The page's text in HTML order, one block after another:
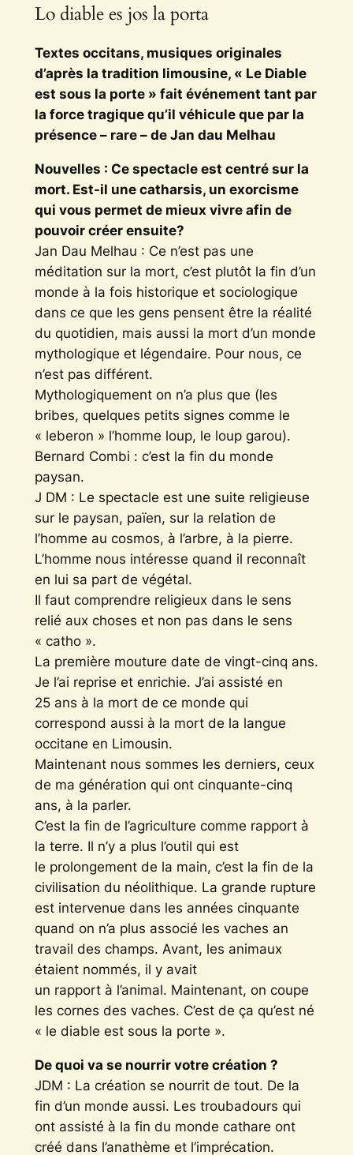
Lo diable es jos la porta
Textes occitans, musiques originales
d’après la tradition limousine, « Le Diable
est sous la porte » fait événement tant par
la force tragique qu’il véhicule que par la
présence – rare – de Jan dau Melhau
Nouvelles : Ce spectacle est centré sur la
mort. Est-il une catharsis, un exorcisme
qui vous permet de mieux vivre afin de
pouvoir créer ensuite?
Jan Dau Melhau : Ce n’est pas une
méditation sur la mort, c’est plutôt la fin d’un
monde à la fois historique et sociologique
dans ce que les gens pensent être la réalité
du quotidien, mais aussi la mort d’un monde
mythologique et légendaire. Pour nous, ce
n’est pas différent.
Mythologiquement on n’a plus que (les
bribes, quelques petits signes comme le
« leberon » l’homme loup, le loup garou).
Bernard Combi : c’est la fin du monde
paysan.
J DM : Le spectacle est une suite religieuse
sur le paysan, païen, sur la relation de
l’homme au cosmos, à l’arbre, à la pierre.
L’homme nous intéresse quand il reconnaît
en lui sa part de végétal.
Il faut comprendre religieux dans le sens
relié aux choses et non pas dans le sens
« catho ».
La première mouture date de vingt-cinq ans.
Je l’ai reprise et enrichie. J’ai assisté en
25 ans à la mort de ce monde qui
correspond aussi à la mort de la langue
occitane en Limousin.
Maintenant nous sommes les derniers, ceux
de ma génération qui ont cinquante-cinq
ans, à la parler.
C’est la fin de l’agriculture comme rapport à
la terre. Il n’y a plus l’outil qui est
le prolongement de la main, c’est la fin de la
civilisation du néolithique. La grande rupture
est intervenue dans les années cinquante
quand on n’a plus associé les vaches an
travail des champs. Avant, les animaux
étaient nommés, il y avait
un rapport à l’animal. Maintenant, on coupe
les cornes des vaches. C’est de ça qu’est né
« le diable est sous la porte ».
De quoi va se nourrir votre création ?
JDM : La création se nourrit de tout. De la
fin d’un monde aussi. Les troubadours qui
ont assisté à la fin du monde cathare ont
créé dans l’anathème et l’imprécation.